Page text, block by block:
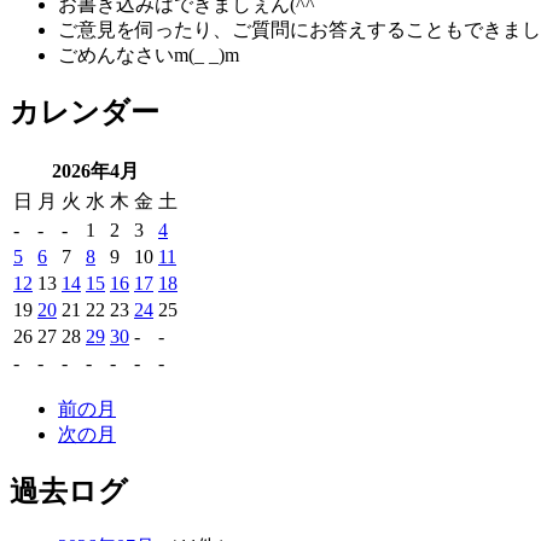
お書き込みはできましぇん(^^ゞ
ご意見を伺ったり、ご質問にお答えすることもできま
ごめんなさいm(_ _)m
カレンダー
2026年4月
日
月 火 水 木 金 土
-
- - 1 2 3
4
5
6 7 8 9 10 11
12 13 14 15 16 17 18
19 20 21 22 23 24 25
26 27 28 29 30 -
-
-
- - - - - -
前の月
次の月
過去ログ